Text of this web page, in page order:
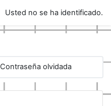
Usted no se ha identificado.
Contraseña olvidada